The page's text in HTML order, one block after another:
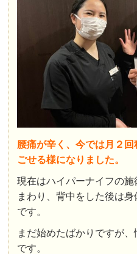
腰痛が辛く、今では月２
ごせる様になりました。
現在はハイパーナイフの
まわり、背中をした後は
です。
まだ始めたばかりですが
です。